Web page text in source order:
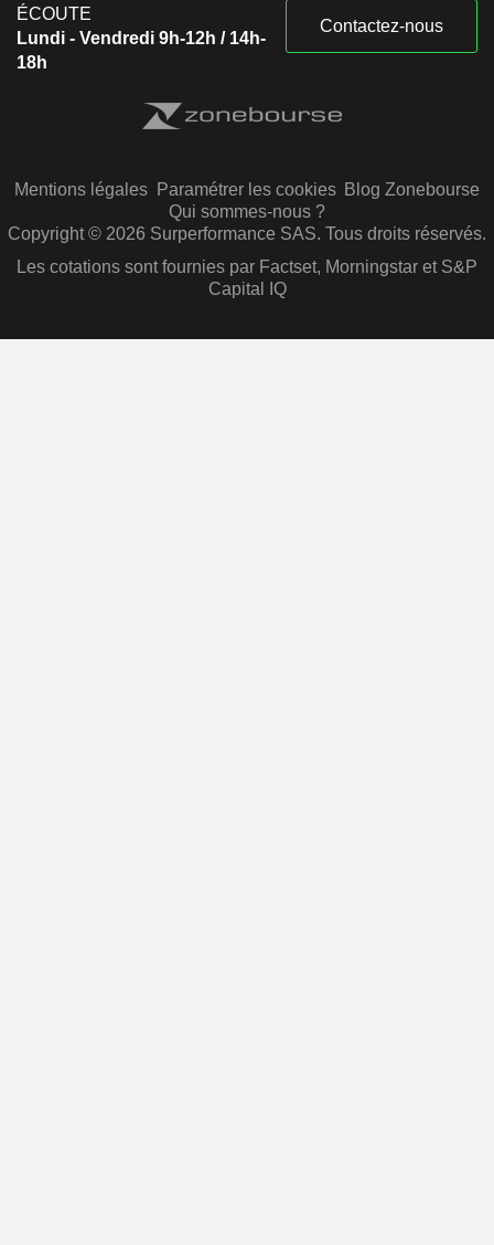
ÉCOUTE
Lundi - Vendredi 9h-12h / 14h-
18h
Contactez-nous
Mentions légales Paramétrer les cookies Blog Zonebourse
Qui sommes-nous ?
Copyright © 2026 Surperformance SAS. Tous droits réservés.
Les cotations sont fournies par Factset, Morningstar et S&P
Capital IQ